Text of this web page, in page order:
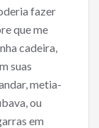
fazer
que me
cadeira,
suas
metia-
ou
em